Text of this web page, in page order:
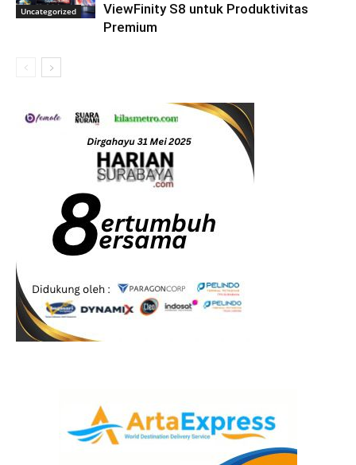
Uncategorized
ViewFinity S8 untuk Produktivitas
Premium